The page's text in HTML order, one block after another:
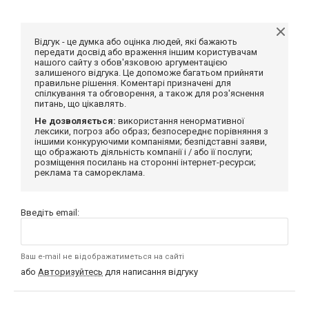
Відгук - це думка або оцінка людей, які бажають
передати досвід або враження іншим користувачам
нашого сайту з обов'язковою аргументацією
залишеного відгука. Це допоможе багатьом прийняти
правильне рішення. Коментарі призначені для
спілкування та обговорення, а також для роз'яснення
питань, що цікавлять.
Не дозволяється: використання ненормативної
лексики, погроз або образ; безпосереднє порівняння з
іншими конкуруючими компаніями; безпідставні заяви,
що ображають діяльність компанії і / або її послуги;
розміщення посилань на сторонні інтернет-ресурси;
реклама та самореклама.
Введіть email:
Ваш e-mail не відображатиметься на сайті
або Авторизуйтесь для написання відгуку